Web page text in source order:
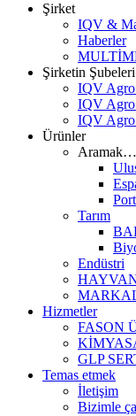
Şirket
IQV &
Haberler
Şirketin Şubeleri
IQV Agro
IQV Agro
IQV Agro
Ürünler
Aramak…
Tarım
Endüstri
Hizmetler
FASON
GLP
Temas etmek
İletişim
Bizimle